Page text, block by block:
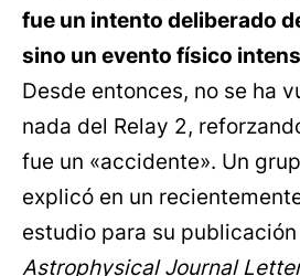
fue un intento deliberado
sino un evento físico
Desde entonces, no se ha
nada del Relay 2,
fue un «accidente». Un
explicó en un
estudio para su publicación
Astrophysical Journal